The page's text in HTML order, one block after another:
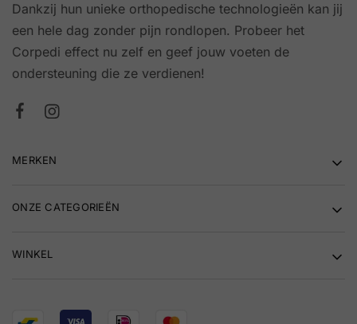
Dankzij hun unieke orthopedische technologieën kan jij
een hele dag zonder pijn rondlopen. Probeer het
Corpedi effect nu zelf en geef jouw voeten de
ondersteuning die ze verdienen!
MERKEN
ONZE CATEGORIEËN
WINKEL